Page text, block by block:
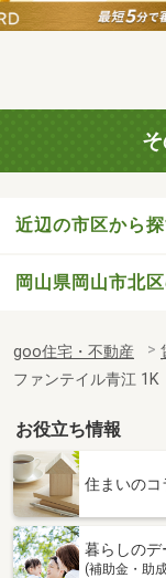
近辺の市区から
岡山県岡山市北
goo住宅・不動産
ファンテイル青江 1K
お役立ち情報
住まいのコ
暮らしのデ
(補助金・助